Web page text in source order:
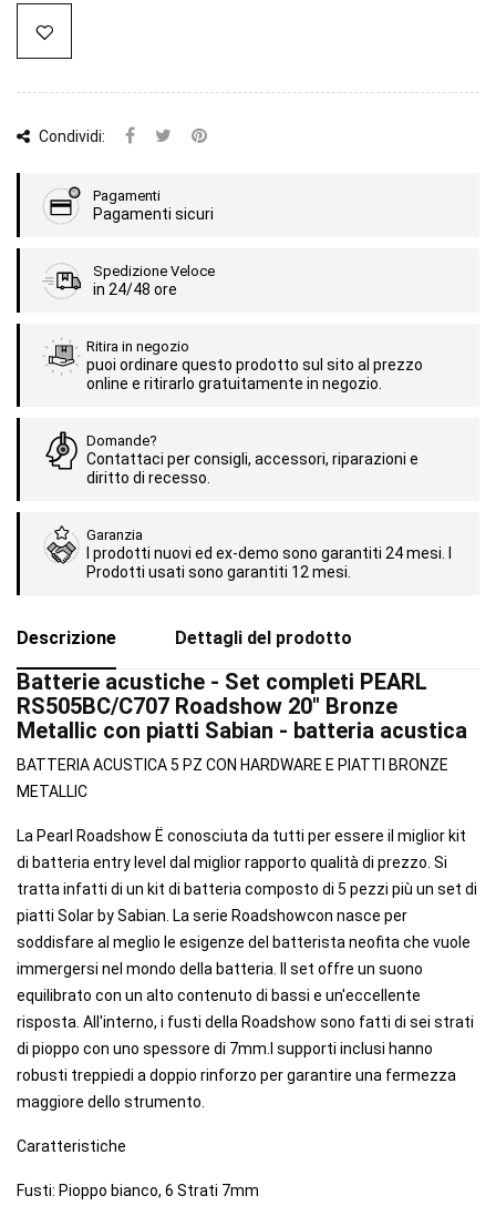
Condividi:
Pagamenti
Pagamenti sicuri
Spedizione Veloce
in 24/48 ore
Ritira in negozio
puoi ordinare questo prodotto sul sito al prezzo
online e ritirarlo gratuitamente in negozio.
Domande?
Contattaci per consigli, accessori, riparazioni e
diritto di recesso.
Garanzia
I prodotti nuovi ed ex-demo sono garantiti 24 mesi. I
Prodotti usati sono garantiti 12 mesi.
Descrizione Dettagli del prodotto
Batterie acustiche - Set completi PEARL
RS505BC/C707 Roadshow 20" Bronze
Metallic con piatti Sabian - batteria acustica
BATTERIA ACUSTICA 5 PZ CON HARDWARE E PIATTI BRONZE
METALLIC
La Pearl Roadshow Ë conosciuta da tutti per essere il miglior kit
di batteria entry level dal miglior rapporto qualità di prezzo. Si
tratta infatti di un kit di batteria composto di 5 pezzi più un set di
piatti Solar by Sabian. La serie Roadshowcon nasce per
soddisfare al meglio le esigenze del batterista neofita che vuole
immergersi nel mondo della batteria. Il set offre un suono
equilibrato con un alto contenuto di bassi e un'eccellente
risposta. All'interno, i fusti della Roadshow sono fatti di sei strati
di pioppo con uno spessore di 7mm.I supporti inclusi hanno
robusti treppiedi a doppio rinforzo per garantire una fermezza
maggiore dello strumento.
Caratteristiche
Fusti: Pioppo bianco, 6 Strati 7mm